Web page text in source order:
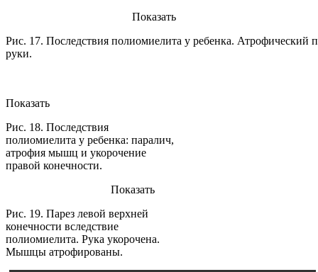
Показать
Рис. 17. Последствия полиомиелита у ребенка. Атрофический
руки.
Показать
Рис. 18. Последствия
полиомиелита у ребенка: паралич,
атрофия мышц и укорочение
правой конечности.
Показать
Рис. 19. Парез левой верхней
конечности вследствие
полиомиелита. Рука укорочена.
Мышцы атрофированы.